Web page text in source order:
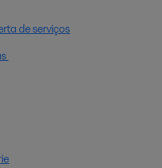
de serviços